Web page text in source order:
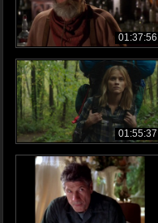
01:37:56
01:55:37